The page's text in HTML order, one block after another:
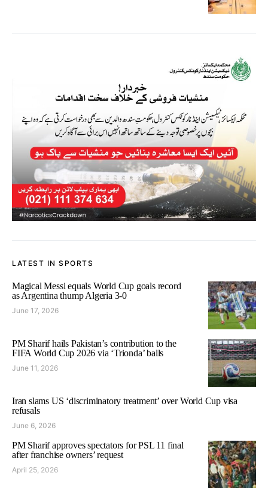
LATEST IN SPORTS
Magical Messi equals World Cup goals record
as Argentina thump Algeria 3-0
June 17, 2026
PM Sharif hails Pakistan’s contribution to the
FIFA World Cup 2026 via ‘Trionda’ balls
June 11, 2026
Iran slams US ‘discriminatory treatment’ over World Cup visa
refusals
June 6, 2026
PM Sharif approves spectators for PSL 11 final
after franchise owners’ request
April 25, 2026